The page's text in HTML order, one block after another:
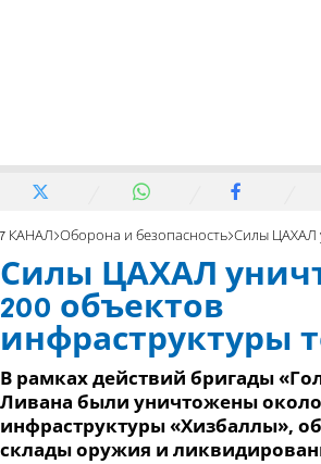
7 КАНАЛ Оборона и безопасность Силы ЦАХАЛ уничтожили 200
Силы ЦАХАЛ
200 объектов
инфраструктуры
В рамках действий бригады
Ливана были уничтожены
инфраструктуры «Хизбаллы»,
склады оружия и